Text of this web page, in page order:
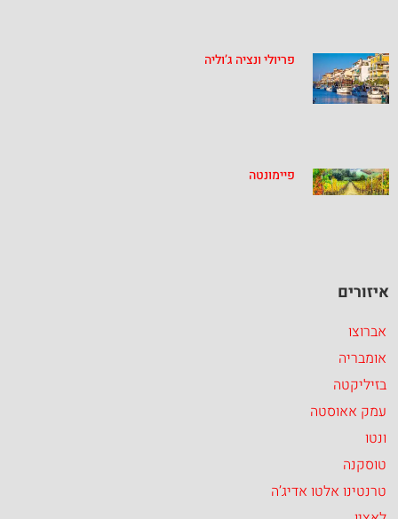
פריולי ונציה ג’וליה
פיימונטה
איזורים
אברוצו
אומבריה
בזיליקטה
עמק אאוסטה
ונטו
טוסקנה
טרנטינו אלטו אדיג’ה